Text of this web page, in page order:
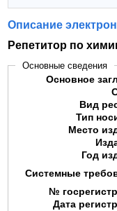
Описание
Репетитор по
Основные сведения
Основное
Вид
Тип
Место
Год
Системные
№
Дата